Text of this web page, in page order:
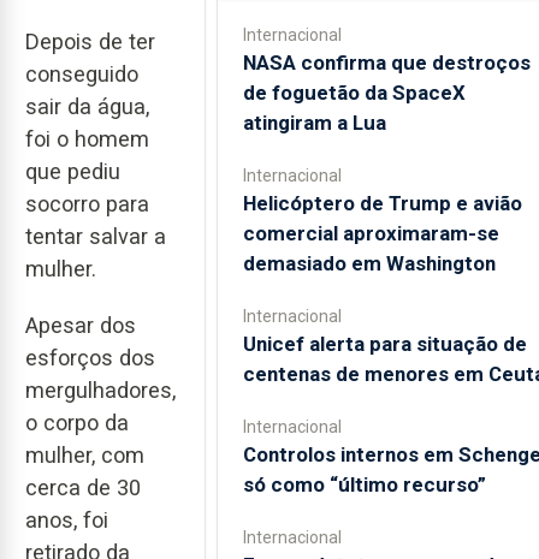
Depois de ter
conseguido
sair da água,
foi o homem
que pediu
socorro para
tentar salvar a
mulher.
Apesar dos
esforços dos
mergulhadores,
o corpo da
mulher, com
cerca de 30
anos, foi
retirado da
Internacional
NASA confirma que destroços
de foguetão da SpaceX
atingiram a Lua
Internacional
Helicóptero de Trump e avião
comercial aproximaram-se
demasiado em Washington
Internacional
Unicef alerta para situação de
centenas de menores em
Internacional
Controlos internos em
só como “último recurso”
Internacional